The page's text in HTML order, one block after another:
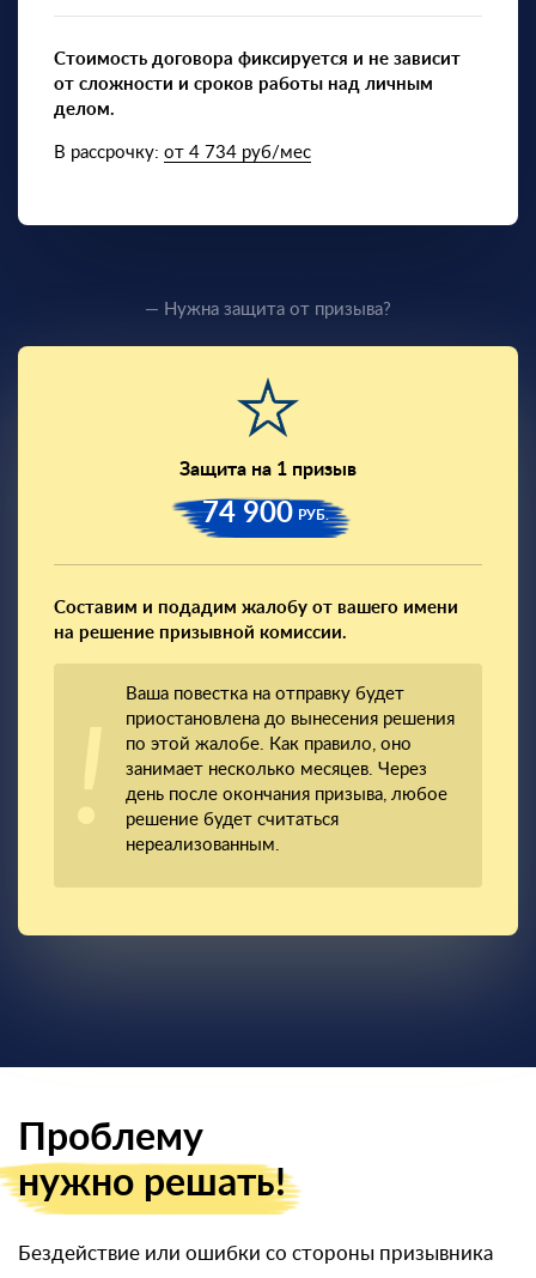
Стоимость договора фиксируется и не зависит
от сложности и сроков работы над личным
делом.
В рассрочку: от 4 734 руб/мес
— Нужна защита от призыва?
Защита на 1 призыв
74 900 РУБ.
Составим и подадим жалобу от вашего имени
на решение призывной комиссии.
Ваша повестка на отправку будет
приостановлена до вынесения решения
по этой жалобе. Как правило, оно
занимает несколько месяцев. Через
день после окончания призыва, любое
решение будет считаться
нереализованным.
Проблему
нужно решать!
Бездействие или ошибки со стороны призывника